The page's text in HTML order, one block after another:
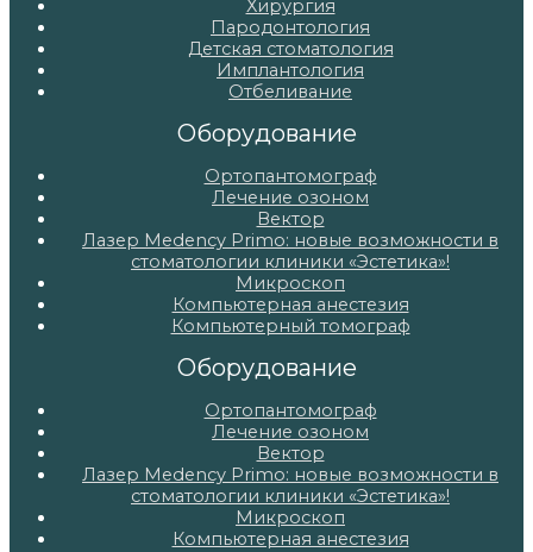
Хирургия
Пародонтология
Детская стоматология
Имплантология
Отбеливание
Оборудование
Ортопантомограф
Лечение озоном
Вектор
Лазер Medency Primo: новые возможности в
стоматологии клиники «Эстетика»!
Микроскоп
Компьютерная анестезия
Компьютерный томограф
Оборудование
Ортопантомограф
Лечение озоном
Вектор
Лазер Medency Primo: новые возможности в
стоматологии клиники «Эстетика»!
Микроскоп
Компьютерная анестезия